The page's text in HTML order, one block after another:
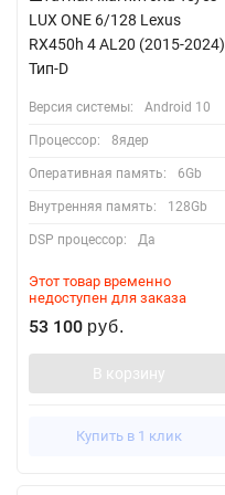
LUX ONE 6/128 Lexus
RX450h 4 AL20 (2015-2024)
Тип-D
Версия системы: Android 10
Процессор: 8ядер
Оперативная память: 6Gb
Внутренняя память: 128Gb
DSP процессор: Да
Этот товар временно
недоступен для заказа
53 100 руб.
В корзину
Купить в 1 клик